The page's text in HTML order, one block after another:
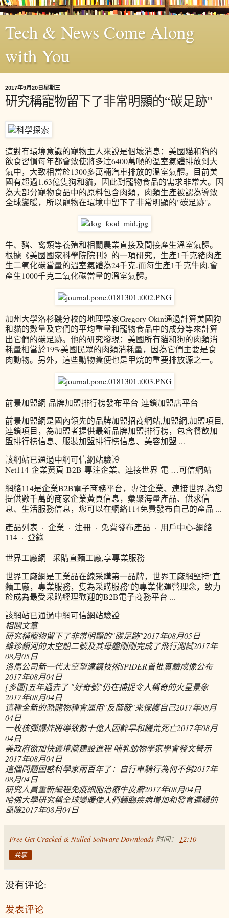
Tech & News Come Along
with You
2017年9月20日星期三
研究稱寵物留下了非常明顯的“碳足跡”
這對有環境意識的寵物主人來說是個壞消息：美國貓和狗的
飲食習慣每年都會致使將多達6400萬噸的溫室氣體排放到大
氣中，大致相當於1300多萬輛汽車排放的溫室氣體。目前美
國有超過1.63億隻狗和貓，因此對寵物食品的需求非常大。因
為大部分寵物食品中的原料包含肉類，肉類生產被認為導致
全球變暖，所以寵物在環境中留下了非常明顯的"碳足跡"。
牛、豬、禽類等養殖和相關農業直接及間接產生溫室氣體。
根據《美國國家科學院院刊》的一項研究，生產1千克豬肉產
生二氧化碳當量的溫室氣體為24千克.而每生產1千克牛肉,會
產生1000千克二氧化碳當量的溫室氣體。
加州大學洛杉磯分校的地理學家Gregory Okin通過計算美國狗
和貓的數量及它們的平均重量和寵物食品中的成分等來計算
出它們的碳足跡。他的研究發現：美國所有貓和狗的肉類消
耗量相當於19%美國民眾的肉類消耗量，因為它們主要是食
肉動物。另外，這些動物糞便也是甲烷的重要排放源之一。
前景加盟網-品牌加盟排行榜發布平台-連鎖加盟店平台
前景加盟網是國內領先的品牌加盟招商網站,加盟網,加盟項目,
連鎖項目，為加盟者提供最新品牌加盟排行榜，包含餐飲加
盟排行榜信息、服裝加盟排行榜信息、美容加盟 ...
該網站已通過中網可信網站驗證
Net114-企業黃頁-B2B-專注企業、連接世界-電 …可信網站
網絡114是企業B2B電子商務平台，專注企業、連接世界,為您
提供數千萬的商家企業黃頁信息，彙聚海量產品、供求信
息、生活服務信息，您可以在網絡114免費發布自己的產品 ...
產品列表 · 企業 · 注冊 · 免費發布產品 · 用戶中心-網絡
114 · 登錄
世界工廠網 - 采購直麵工廠,享專業服務
世界工廠網是工業品在線采購第一品牌，世界工廠網堅持"直
麵工廠，專業服務，隻為采購服務"的專業化運營理念，致力
於成為最受采購經理歡迎的B2B電子商務平台 ...
該網站已通過中網可信網站驗證
相關文章
研究稱寵物留下了非常明顯的"碳足跡"2017年08月05日
維珍銀河的太空船二號及其母艦剛剛完成了飛行測試2017年
08月05日
洛馬公司新一代太空望遠鏡技術SPIDER首批實驗成像公布
2017年08月04日
[多圖]五年過去了 "好奇號"仍在捕捉令人稱奇的火星景象
2017年08月04日
這種全新的恐龍物種會運用"反蔭蔽"來保護自己2017年08月
04日
一枚核彈爆炸將導致數十億人因幹旱和饑荒死亡2017年08月
04日
美政府欲加快邊境牆建設進程 哺乳動物學家學會發文警示
2017年08月04日
這個問題困惑科學家兩百年了：自行車騎行為何不倒2017年
08月04日
研究人員重新編程免疫細胞治療牛皮癬2017年08月04日
哈佛大學研究稱全球變暖使人們麵臨疾病增加和發育遲緩的
風險2017年08月04日
Free Get Cracked & Nulled Software Downloads 时间： 12:10
共享
没有评论:
发表评论